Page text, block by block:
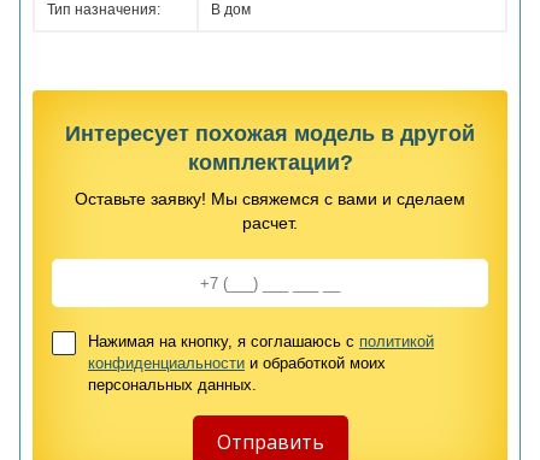
Тип назначения: В дом
Интересует похожая модель в другой
комплектации?
Оставьте заявку! Мы свяжемся с вами и сделаем
расчет.
Нажимая на кнопку, я соглашаюсь с политикой
конфиденциальности и обработкой моих
персональных данных.